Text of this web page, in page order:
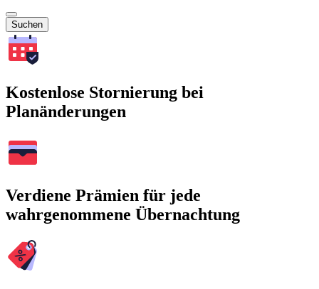
Suchen
Kostenlose Stornierung bei
Planänderungen
Verdiene Prämien für jede
wahrgenommene Übernachtung